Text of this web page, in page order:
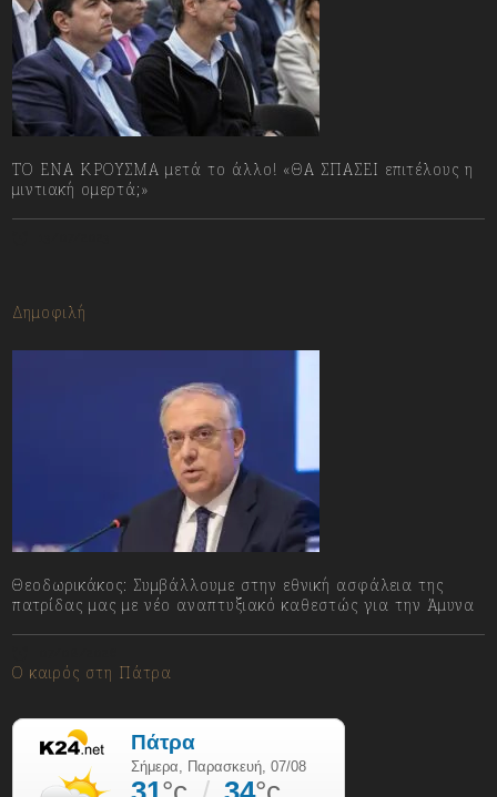
ΤΟ ΕΝΑ ΚΡΟΥΣΜΑ μετά το άλλο! «ΘΑ ΣΠΑΣΕΙ επιτέλους η
μιντιακή ομερτά;»
Δημοφιλή
Θεοδωρικάκος: Συμβάλλουμε στην εθνική ασφάλεια της
πατρίδας μας με νέο αναπτυξιακό καθεστώς για την Άμυνα
Ο καιρός στη Πάτρα